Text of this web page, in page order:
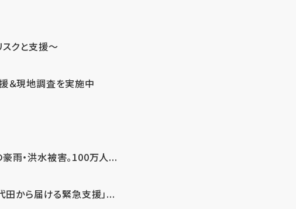
スクと支援～
＆現地調査を実施中
雨・洪水被害。100万人...
田から届ける緊急支援」...